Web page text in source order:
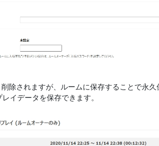
除されますが、ルームに保存することで永
イデータを保存できます。